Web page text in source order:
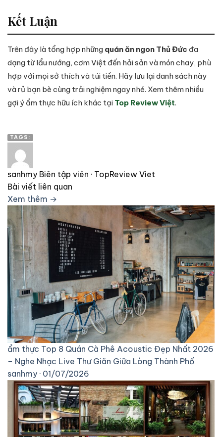
Kết Luận
Trên đây là tổng hợp những quán ăn ngon Thủ Đức đa
dạng từ lẩu nướng, cơm Việt đến hải sản và món chay, phù
hợp với mọi sở thích và túi tiền. Hãy lưu lại danh sách này
và rủ bạn bè cùng trải nghiệm ngay nhé. Xem thêm nhiều
gợi ý ẩm thực hữu ích khác tại Top Review Việt.
TAGS:
sanhmy Biên tập viên · TopReview Viet
Bài viết liên quan
Xem thêm →
ẩm thực Top 8 Quán Cà Phê Acoustic Đẹp Nhất 2026
– Nghe Nhạc Live Thư Giãn Giữa Lòng Thành Phố
sanhmy · 01/07/2026